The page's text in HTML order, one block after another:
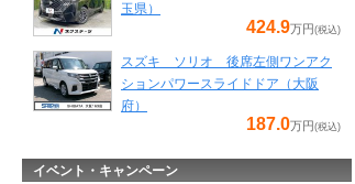
玉県）
424.9万円(税込)
スズキ ソリオ 後席左側ワンアク
ションパワースライドドア（大阪
府）
187.0万円(税込)
イベント・キャンペーン